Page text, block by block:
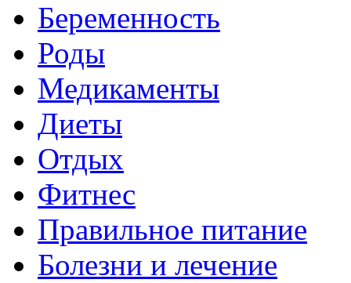
Беременность
Роды
Медикаменты
Диеты
Отдых
Фитнес
Правильное питание
Болезни и лечение